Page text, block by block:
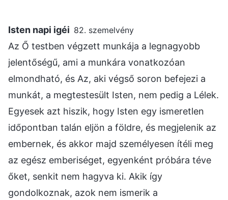
Isten napi igéi 82. szemelvény
Az Ő testben végzett munkája a legnagyobb
jelentőségű, ami a munkára vonatkozóan
elmondható, és Az, aki végső soron befejezi a
munkát, a megtestesült Isten, nem pedig a Lélek.
Egyesek azt hiszik, hogy Isten egy ismeretlen
időpontban talán eljön a földre, és megjelenik az
embernek, és akkor majd személyesen ítéli meg
az egész emberiséget, egyenként próbára téve
őket, senkit nem hagyva ki. Akik így
gondolkoznak, azok nem ismerik a